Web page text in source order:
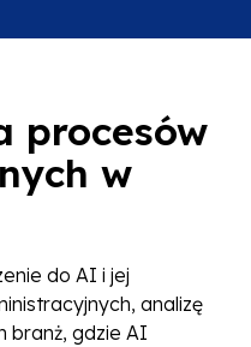
procesów
w
do AI i jej
analizę
branż, gdzie AI